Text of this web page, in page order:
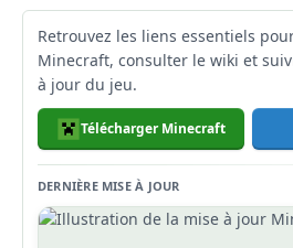
Retrouvez les liens essentiels
Minecraft, consulter le wiki et
à jour du jeu.
Télécharger Minecraft
DERNIÈRE MISE À JOUR